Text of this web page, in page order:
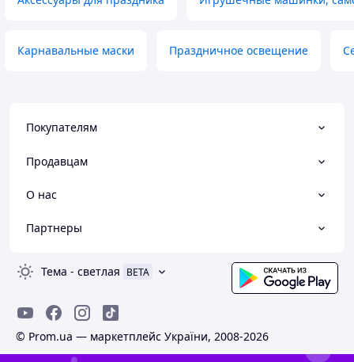
Карнавальные маски Праздничное освещение
Покупателям
Продавцам
О нас
Партнеры
Тема - светлая BETA
© Prom.ua — маркетплейс України, 2008-2026